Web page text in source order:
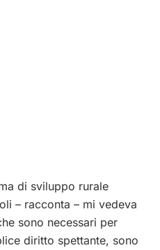
di sviluppo rurale
– racconta – mi vedeva
sono necessari per
diritto spettante, sono